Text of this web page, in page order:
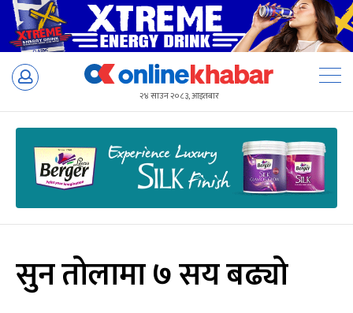
Skip
२४ साउन २०८३, आइतबार
सुन तोलामा ७ सय बढ्यो